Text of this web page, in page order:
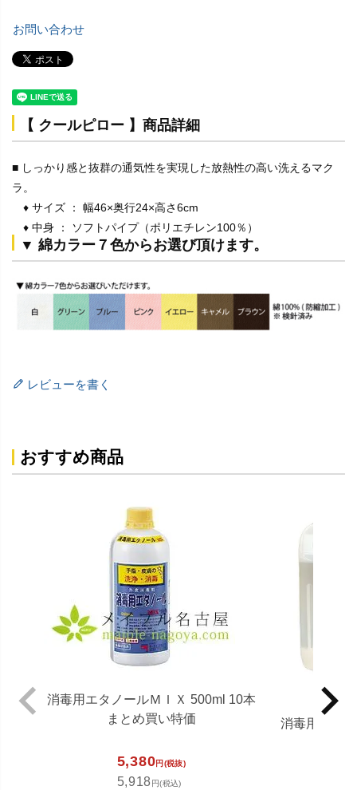
お問い合わせ
【 クールピロー 】商品詳細
■ しっかり感と抜群の通気性を実現した放熱性の高い洗えるマク
ラ。
♦ サイズ ： 幅46×奥行24×高さ6cm
♦ 中身 ： ソフトパイプ（ポリエチレン100％）
▼ 綿カラー７色からお選び頂けます。
レビューを書く
おすすめ商品
消毒用エタノールＭＩＸ 500ml 10本
まとめ買い特価
5,380円(税抜)
5,918円(税込)
消毒用エタ